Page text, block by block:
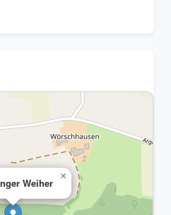
Weiher
×